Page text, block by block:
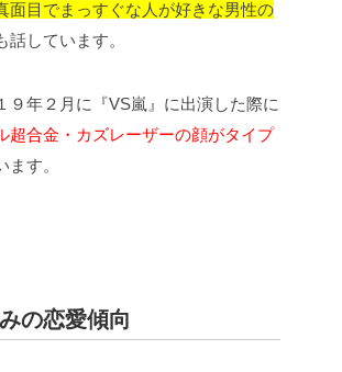
面目でまっすぐな人が好きな男性の
話しています。
９年２月に『VS嵐』に出演した際に
超合金・カズレーザーの顔がタイプ
ます。
の恋愛傾向